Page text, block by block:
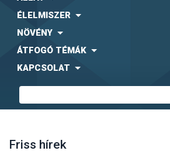
ÉLELMISZER
NÖVÉNY
ÁTFOGÓ TÉMÁK
KAPCSOLAT
Friss hírek